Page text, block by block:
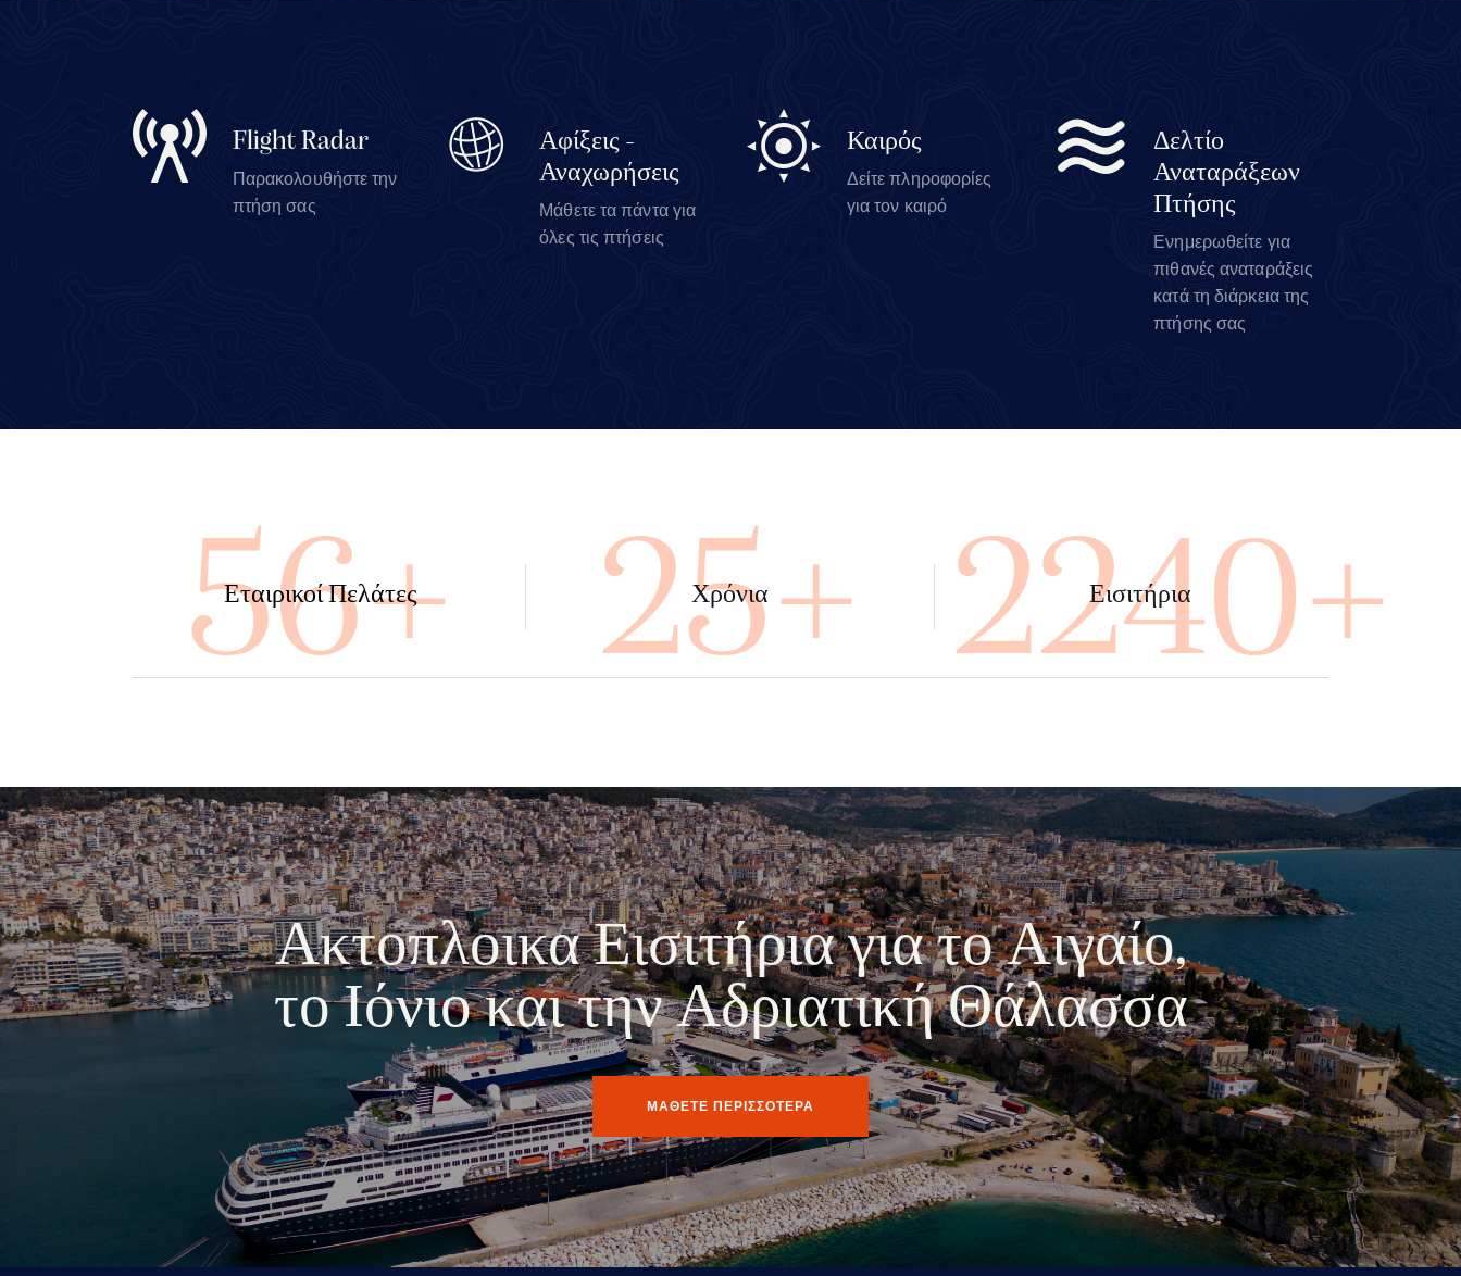
Flight Radar
Παρακολουθήστε την
πτήση σας
Αφίξεις -
Αναχωρήσεις
Μάθετε τα πάντα για
όλες τις πτήσεις
Καιρός
Δείτε πληροφορίες
για τον καιρό
Δελτίο
Αναταράξεων
Πτήσης
Ενημερωθείτε για
πιθανές αναταράξεις
κατά τη διάρκεια της
πτήσης σας
100+
Εταιρικοί Πελάτες 45+
Χρόνια 4000+
Εισιτήρια
Ακτοπλοικα Εισιτήρια για το Αιγαίο,
το Ιόνιο και την Αδριατική Θάλασσα
ΜΑΘΕΤΕ ΠΕΡΙΣΣΟΤΕΡΑ